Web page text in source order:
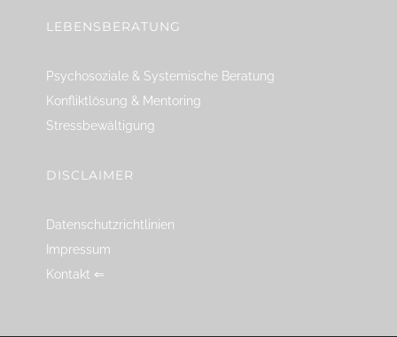
LEBENSBERATUNG
Psychosoziale & Systemische Beratung
Konfliktlösung & Mentoring
Stressbewältigung
DISCLAIMER
Datenschutzrichtlinien
Impressum
Kontakt ⇐